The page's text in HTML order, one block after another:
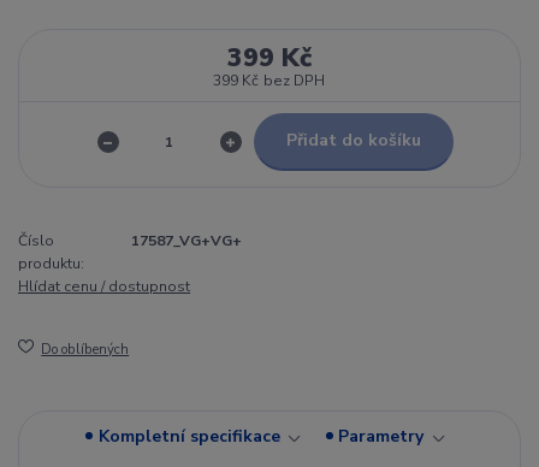
399 Kč
399 Kč bez DPH
Přidat do košíku
Číslo
produktu:
17587_VG+VG+
Hlídat cenu / dostupnost
Do oblíbených
Kompletní specifikace
Parametry